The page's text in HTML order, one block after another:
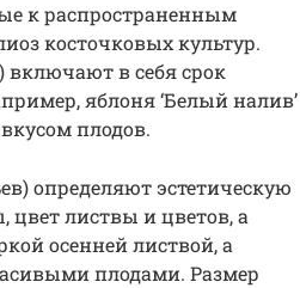
к распространенным
косточковых культур.
включают в себя срок
яблоня ‘Белый налив’
плодов.
определяют эстетическую
цвет листвы и цветов, а
осенней листвой, а
плодами. Размер